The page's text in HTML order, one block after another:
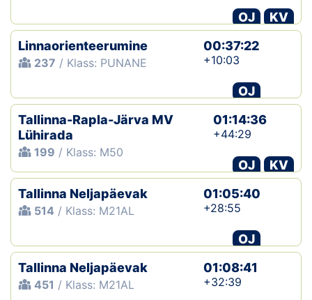
OJ
KV
Linnaorienteerumine
237 / Klass: PUNANE
00:37:22
+10:03
OJ
Tallinna-Rapla-Järva MV
Lühirada
199 / Klass: M50
01:14:36
+44:29
OJ
KV
Tallinna Neljapäevak
514 / Klass: M21AL
01:05:40
+28:55
OJ
Tallinna Neljapäevak
451 / Klass: M21AL
01:08:41
+32:39